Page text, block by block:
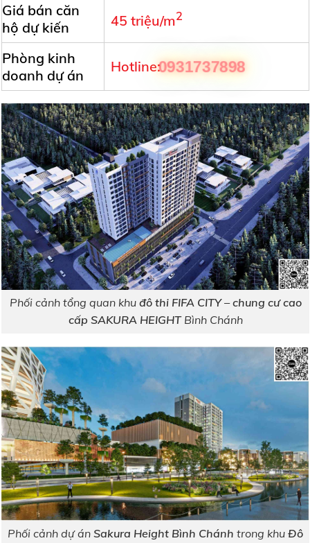
Giá bán căn
hộ dự kiến
45 triệu/m2
Phòng kinh
doanh dự án
Hotline:0931737898
Phối cảnh tổng quan khu đô thi FIFA CITY – chung cư cao
cấp SAKURA HEIGHTBình Chánh
Phối cảnh dự án Sakura Height Bình Chánh trong khu Đô